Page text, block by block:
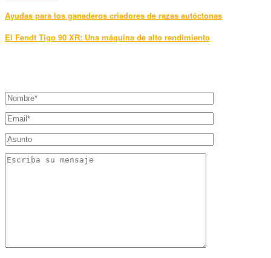
Ayudas para los ganaderos criadores de razas autóctonas
El Fendt Tigo 90 XR: Una máquina de alto rendimiento